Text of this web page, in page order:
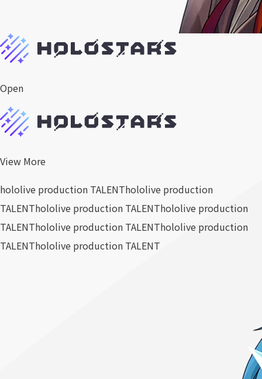
Open
View More
hololive production TALENThololive production
TALENThololive production TALENThololive production
TALENThololive production TALENThololive production
TALENThololive production TALENT